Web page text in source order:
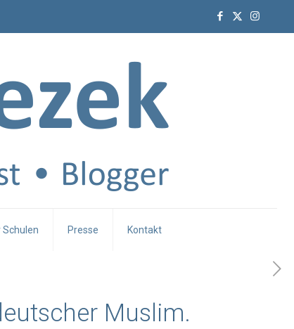
Schulen Presse Kontakt
Muslim.